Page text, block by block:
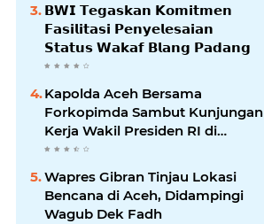
𝗕𝗪𝗜 𝗧𝗲𝗴𝗮𝘀𝗸𝗮𝗻 𝗞𝗼𝗺𝗶𝘁𝗺𝗲𝗻
𝗙𝗮𝘀𝗶𝗹𝗶𝘁𝗮𝘀𝗶 𝗣𝗲𝗻𝘆𝗲𝗹𝗲𝘀𝗮𝗶𝗮𝗻
𝗦𝘁𝗮𝘁𝘂𝘀 𝗪𝗮𝗸𝗮𝗳 𝗕𝗹𝗮𝗻𝗴 𝗣𝗮𝗱𝗮𝗻𝗴
Kapolda Aceh Bersama
Forkopimda Sambut Kunjungan
Kerja Wakil Presiden RI di
Kabupaten Bireuen
Wapres Gibran Tinjau Lokasi
Bencana di Aceh, Didampingi
Wagub Dek Fadh